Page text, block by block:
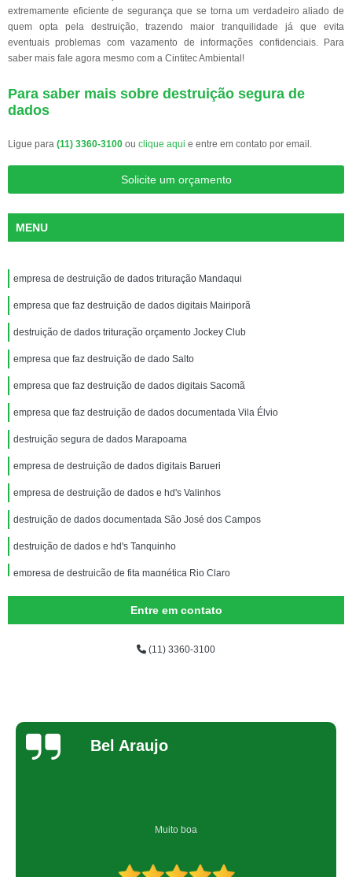
extremamente eficiente de segurança que se torna um verdadeiro aliado de
quem opta pela destruição, trazendo maior tranquilidade já que evita
eventuais problemas com vazamento de informações confidenciais. Para
saber mais fale agora mesmo com a Cintitec Ambiental!
Para saber mais sobre destruição segura de
dados
Ligue para (11) 3360-3100 ou clique aqui e entre em contato por email.
Solicite um orçamento
MENU
empresa de destruição de dados trituração Mandaqui
empresa que faz destruição de dados digitais Mairiporã
destruição de dados trituração orçamento Jockey Club
empresa que faz destruição de dado Salto
empresa que faz destruição de dados digitais Sacomã
empresa que faz destruição de dados documentada Vila Élvio
destruição segura de dados Marapoama
empresa de destruição de dados digitais Barueri
empresa de destruição de dados e hd's Valinhos
destruição de dados documentada São José dos Campos
destruição de dados e hd's Tanquinho
empresa de destruição de fita magnética Rio Claro
empresa que faz destruição de dados documentada Jardim São Luiz
destruição de dados trituração Suzano
empresa de destruição dados segura São José do Rio Preto
empresa que faz destruição dados segura Santo Amaro
destruição dados Rio de Janeiro
Entre em contato
(11) 3360-3100
Bel Araujo
Muito boa